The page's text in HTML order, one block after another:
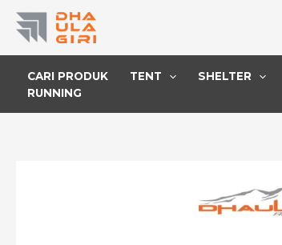
konten
CARI PRODUK TENT SHELTER
RUNNING